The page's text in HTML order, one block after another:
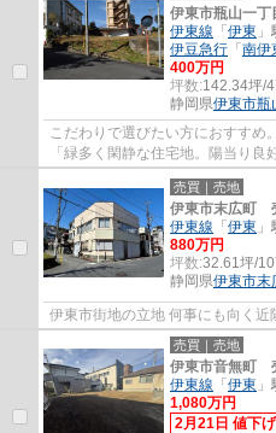
伊東市瓶山一
伊東線 「伊東
伊豆急行 「南伊
400万円
坪数:142.34坪/
静岡県伊東市瓶
こだわりで選びたい方におすすめ
「緑多く閑静な住宅地。陽当り良
方、コチラの売地は環境も良くて
売買｜売地
伊東市末広町
伊東線 「伊東
880万円
坪数:32.61坪/
静岡県伊東市末
伊東市街地の立地 何事にも向く近
売買｜売地
伊東市音無町
伊東線 「伊東
1,080万円
2月21日 値下げ